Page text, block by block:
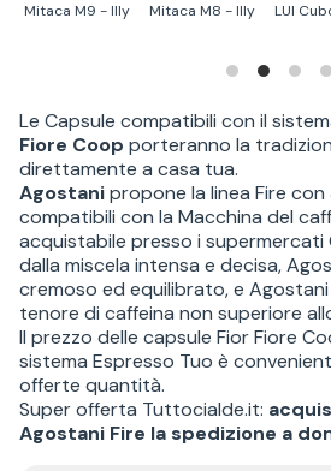
Cup Italico
Matica -
Le Capsule compatibili con il
Fiore Coop porteranno la
direttamente a casa tua.
Agostanipropone la linea Fire
compatibili con la Macchina del
acquistabile presso i supermercati
dalla miscela intensa e decisa,
cremoso ed equilibrato, e Agostani
tenore di caffeina non superiore
Il prezzo delle capsule Fior Fiore
sistema Espresso Tuo è
offerte quantità.
Super offerta Tuttocialde.it:
Agostani Fire la spedizione a